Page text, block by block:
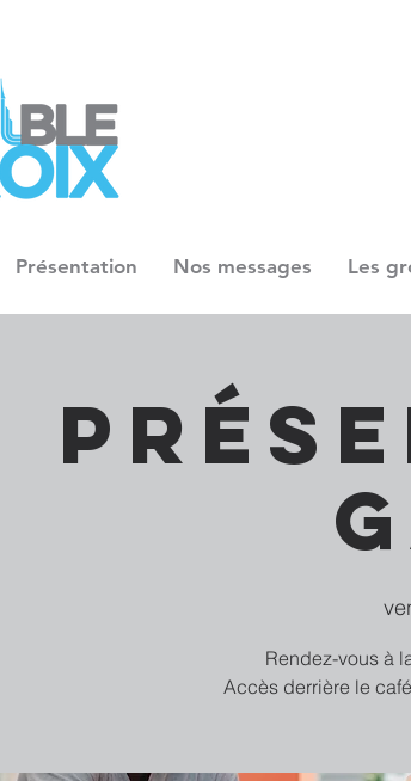
Présentation Nos messages Les
Rendez-vous à
Accès derrière le